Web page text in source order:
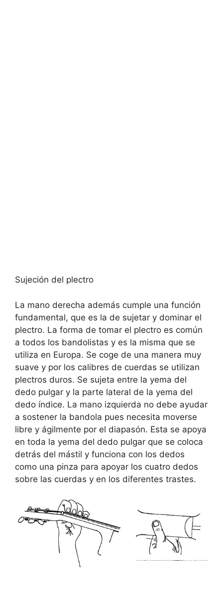
Sujeción del plectro
La mano derecha además cumple una función
fundamental, que es la de sujetar y dominar el
plectro. La forma de tomar el plectro es común
a todos los bandolistas y es la misma que se
utiliza en Europa. Se coge de una manera muy
suave y por los calibres de cuerdas se utilizan
plectros duros. Se sujeta entre la yema del
dedo pulgar y la parte lateral de la yema del
dedo índice. La mano izquierda no debe ayudar
a sostener la bandola pues necesita moverse
libre y ágilmente por el diapasón. Esta se apoya
en toda la yema del dedo pulgar que se coloca
detrás del mástil y funciona con los dedos
como una pinza para apoyar los cuatro dedos
sobre las cuerdas y en los diferentes trastes.